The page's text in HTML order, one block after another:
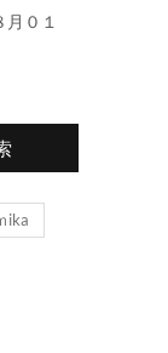
０１
ika